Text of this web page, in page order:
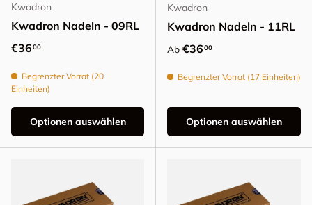
Kwadron
Kwadron Nadeln - 09RL
Normaler Preis
€3600
Begrenzter Vorrat (20
Einheiten)
Optionen auswählen
Kwadron
Kwadron Nadeln - 11RL
Normaler Preis
Ab €3600
Begrenzter Vorrat (17 Einheiten)
Optionen auswählen